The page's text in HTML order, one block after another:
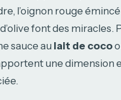
l’oignon rouge
font des miracles.
sauce au lait de coco
une dimension